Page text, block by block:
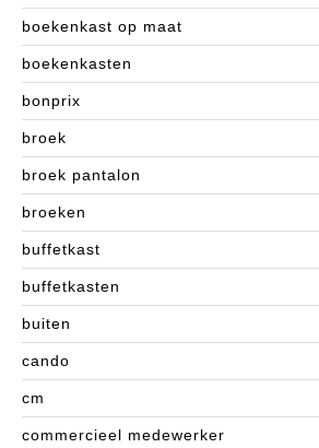
boekenkast op maat
boekenkasten
bonprix
broek
broek pantalon
broeken
buffetkast
buffetkasten
buiten
cando
cm
commercieel medewerker